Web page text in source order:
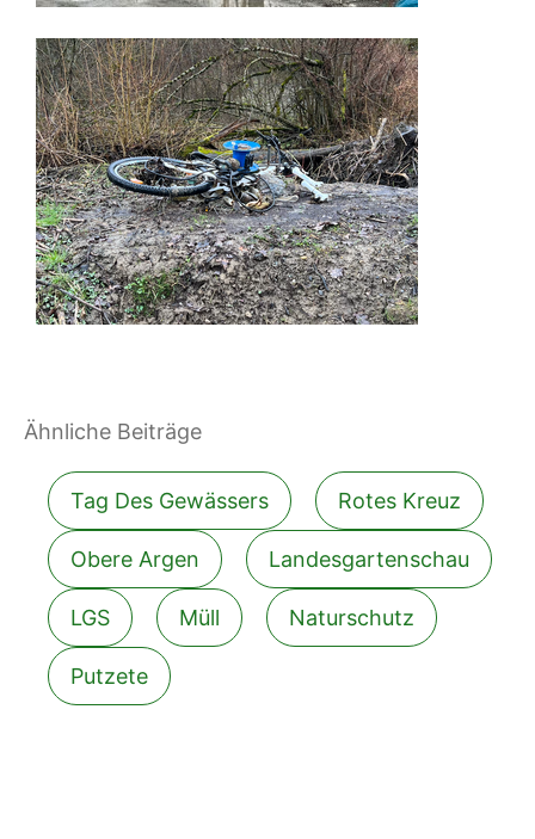
Ähnliche Beiträge
Filter blog posts by tag
Tag Des Gewässers Rotes Kreuz
Obere Argen Landesgartenschau
LGS Müll Naturschutz
Putzete